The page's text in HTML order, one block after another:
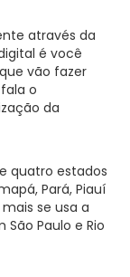
através da
é você
vão fazer
o
da
quatro estados
Pará, Piauí
se usa a
Paulo e Rio